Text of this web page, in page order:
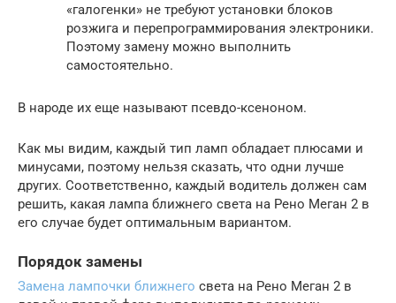
«галогенки» не требуют установки блоков
розжига и перепрограммирования электроники.
Поэтому замену можно выполнить
самостоятельно.
В народе их еще называют псевдо-ксеноном.
Как мы видим, каждый тип ламп обладает плюсами и
минусами, поэтому нельзя сказать, что одни лучше
других. Соответственно, каждый водитель должен сам
решить, какая лампа ближнего света на Рено Меган 2 в
его случае будет оптимальным вариантом.
Порядок замены
Замена лампочки ближнего света на Рено Меган 2 в